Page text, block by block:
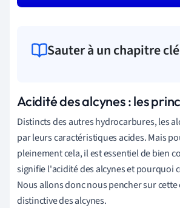
Sauter à un chapitre clé
Acidité des alcynes : les
Distincts des autres hydrocarbures, les
par leurs caractéristiques acides. Mais
pleinement cela, il est essentiel de bien
signifie l'acidité des alcynes et pourquoi
Nous allons donc nous pencher sur
distinctive des alcynes.